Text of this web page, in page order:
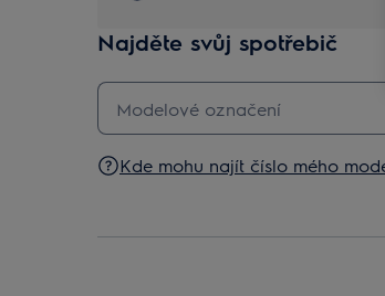
Najděte svůj spotřebič
Kde mohu najít číslo mého